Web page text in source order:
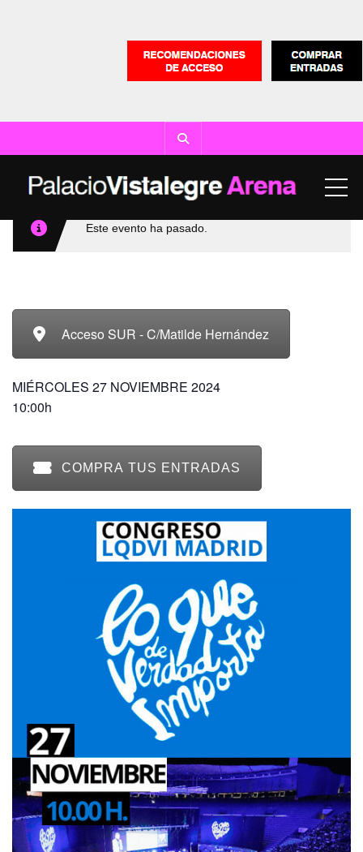
Este evento ha pasado.
Acceso SUR - C/Matilde Hernández
MIÉRCOLES 27 NOVIEMBRE 2024
10:00h
COMPRA TUS ENTRADAS